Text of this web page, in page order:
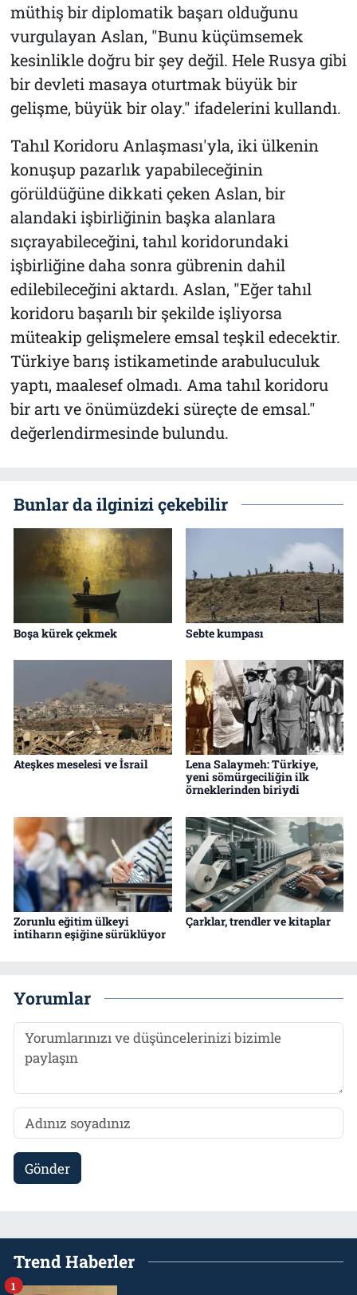
müthiş bir diplomatik başarı olduğunu
vurgulayan Aslan, "Bunu küçümsemek
kesinlikle doğru bir şey değil. Hele Rusya gibi
bir devleti masaya oturtmak büyük bir
gelişme, büyük bir olay." ifadelerini kullandı.
Tahıl Koridoru Anlaşması'yla, iki ülkenin
konuşup pazarlık yapabileceğinin
görüldüğüne dikkati çeken Aslan, bir
alandaki işbirliğinin başka alanlara
sıçrayabileceğini, tahıl koridorundaki
işbirliğine daha sonra gübrenin dahil
edilebileceğini aktardı. Aslan, "Eğer tahıl
koridoru başarılı bir şekilde işliyorsa
müteakip gelişmelere emsal teşkil edecektir.
Türkiye barış istikametinde arabuluculuk
yaptı, maalesef olmadı. Ama tahıl koridoru
bir artı ve önümüzdeki süreçte de emsal."
değerlendirmesinde bulundu.
Bunlar da ilginizi çekebilir
Boşa kürek çekmek Sebte kumpası
Ateşkes meselesi ve İsrail
Lena Salaymeh: Türkiye,
yeni sömürgeciliğin ilk
örneklerinden biriydi
Zorunlu eğitim ülkeyi
intiharın eşiğine sürüklüyor
Çarklar, trendler ve kitaplar
Yorumlar
Gönder
Trend Haberler
1